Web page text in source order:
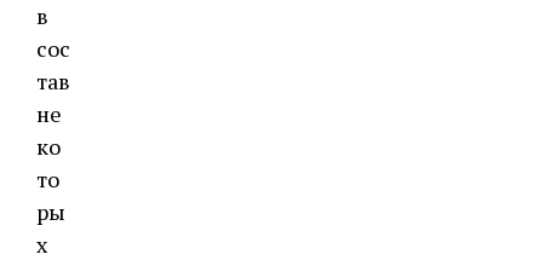
в
сос
тав
не
ко
то
ры
х